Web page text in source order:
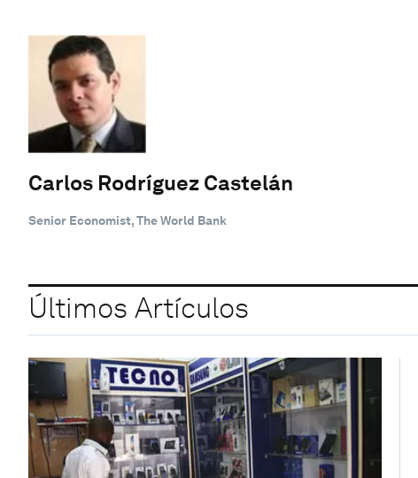
Carlos Rodríguez Castelán
Senior Economist, The World Bank
Últimos Artículos